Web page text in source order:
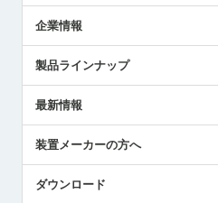
企業情報
ごあいさつ
受賞履歴
採用情報
国/地域/言語
製品ラインナップ
ツールセッタ製品
エアマイクロセンサ製品
最新情報
メトロールの技術
社員ブログ
装置メーカーの方へ
ダウンロード